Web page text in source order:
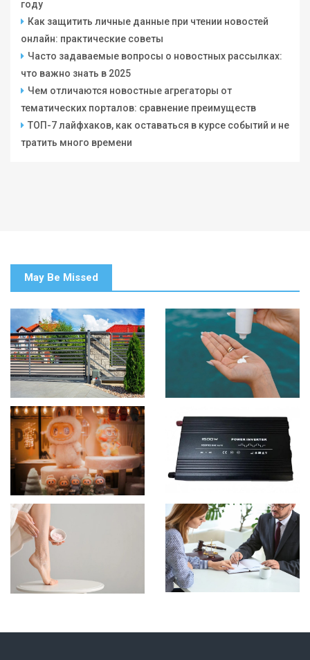
году
Как защитить личные данные при чтении новостей
онлайн: практические советы
Часто задаваемые вопросы о новостных рассылках:
что важно знать в 2025
Чем отличаются новостные агрегаторы от
тематических порталов: сравнение преимуществ
ТОП-7 лайфхаков, как оставаться в курсе событий и не
тратить много времени
May Be Missed